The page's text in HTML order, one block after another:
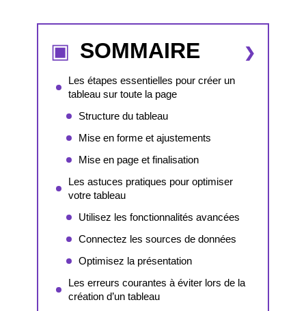
SOMMAIRE
Les étapes essentielles pour créer un
tableau sur toute la page
Structure du tableau
Mise en forme et ajustements
Mise en page et finalisation
Les astuces pratiques pour optimiser
votre tableau
Utilisez les fonctionnalités avancées
Connectez les sources de données
Optimisez la présentation
Les erreurs courantes à éviter lors de la
création d’un tableau